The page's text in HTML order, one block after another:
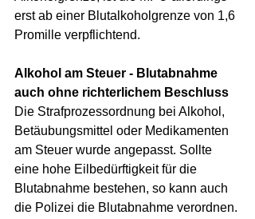
erst ab einer Blutalkoholgrenze von 1,6
Promille verpflichtend.
Alkohol am Steuer - Blutabnahme
auch ohne richterlichem Beschluss
Die Strafprozessordnung bei Alkohol,
Betäubungsmittel oder Medikamenten
am Steuer wurde angepasst. Sollte
eine hohe Eilbedürftigkeit für die
Blutabnahme bestehen, so kann auch
die Polizei die Blutabnahme verordnen.